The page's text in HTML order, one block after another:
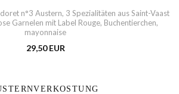
n°3 Austern, 3 Spezialitäten aus Saint-Vaast
Garnelen mit Label Rouge, Buchentierchen,
mayonnaise
29,50 EUR